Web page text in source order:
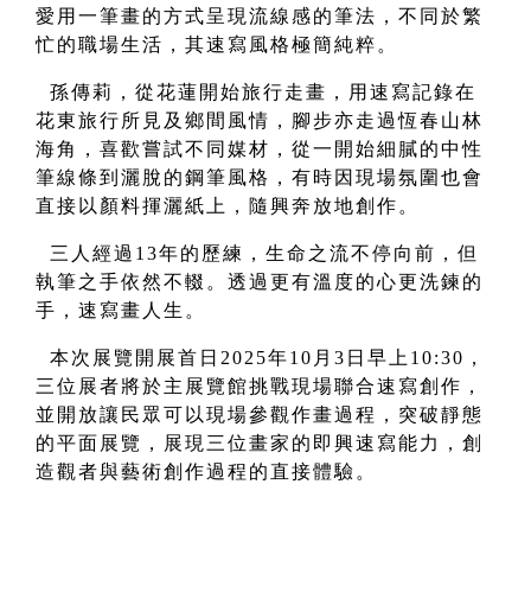
愛用一筆畫的方式呈現流線感的筆法，不同於繁
忙的職場生活，其速寫風格極簡純粹。
孫傳莉，從花蓮開始旅行走畫，用速寫記錄在
花東旅行所見及鄉間風情，腳步亦走過恆春山林
海角，喜歡嘗試不同媒材，從一開始細膩的中性
筆線條到灑脫的鋼筆風格，有時因現場氛圍也會
直接以顏料揮灑紙上，隨興奔放地創作。
三人經過13年的歷練，生命之流不停向前，但
執筆之手依然不輟。透過更有溫度的心更洗鍊的
手，速寫畫人生。
本次展覽開展首日2025年10月3日早上10:30，
三位展者將於主展覽館挑戰現場聯合速寫創作，
並開放讓民眾可以現場參觀作畫過程，突破靜態
的平面展覽，展現三位畫家的即興速寫能力，創
造觀者與藝術創作過程的直接體驗。